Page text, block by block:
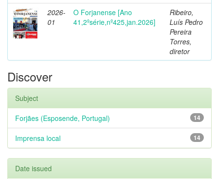
2026-
01
O Forjanense [Ano
41,2ºsérie,nº425,jan.2026]
Ribeiro,
Luís Pedro
Pereira
Torres,
diretor
Discover
Subject
14
Forjães (Esposende, Portugal)
14
Imprensa local
Date issued